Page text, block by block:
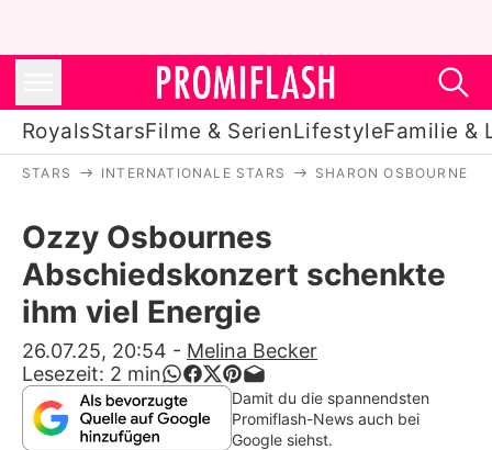
RoyalsStarsFilme & SerienLifestyleFamilie &
Stars
Filme & Serien
Lifestyle
Familie & Liebe
Promiflash Exklusiv
STARS INTERNATIONALE STARS SHARON OSBOURNE
Ozzy Osbournes
Abschiedskonzert schenkte
ihm viel Energie
26.07.25, 20:54 - Melina Becker
Lesezeit: 2 min
Damit du die spannendsten
Promiflash-News auch bei
Google siehst.